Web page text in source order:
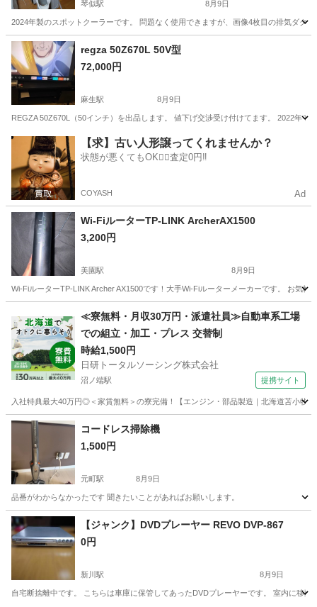
琴似駅 8月9日
2024年製のスポットクーラーです。 問題なく使用できますが、画像4枚目の排気ダク
北海道 札幌市 季節、空調家電
regza 50Z670L 50V型
72,000円
麻生駅 8月9日
REGZA 50Z670L（50インチ）を出品します。 値下げ交渉受け付けてます。 2022年
北海道 札幌市 麻生駅 テレビ regza
【求】古い人形譲ってくれませんか？
状態が悪くてもOK🙆‍♀️査定0円‼️
COYASH Ad
Wi-FiルーターTP-LINK ArcherAX1500
3,200円
美園駅 8月9日
Wi-FiルーターTP-LINK Archer AX1500です！大手Wi-Fiルーターメーカーです。 お気軽
美園駅 その他
≪寮無料・月収30万円・派遣社員≫自動車系工場
での組立・加工・プレス 交替制
時給1,500円
日研トータルソーシング株式会社
沼ノ端駅 提携サイト
入社特典最大40万円◎＜家賃無料＞の寮完備！【エンジン・部品製造｜北海道苫小牧
北海道 苫小牧市 沼ノ端駅 その他
コードレス掃除機
1,500円
元町駅 8月9日
品番がわからなかったです 聞きたいことがあればお願いします。
北海道 札幌市 元町駅 生活家電
【ジャンク】DVDプレーヤー REVO DVP-867
0円
新川駅 8月9日
自宅断捨離中です。 こちらは車庫に保管してあったDVDプレーヤーです。 室内に移